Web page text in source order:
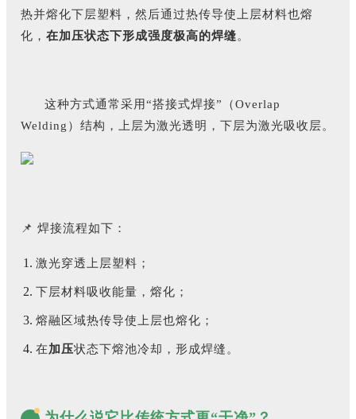
热并熔化下层塑料，然后通过热传导使上层材料也熔
化， 在加压状态下形成强度极高的焊缝。
这种方式通常采用“搭接式焊接”（Overlap
Welding）结构，上层为激光透明，下层为激光吸收层。
📌 焊接流程如下：
激光穿透上层塑料；
下层材料吸收能量，熔化；
熔融区域热传导使上层也熔化；
在加压状态下熔池冷却，形成焊缝。